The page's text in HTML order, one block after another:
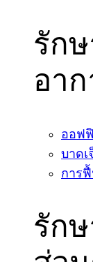
รัก
อา
ออฟ
บาดเ
การ
รัก